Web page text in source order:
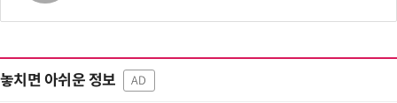
놓치면 아쉬운 정보 AD